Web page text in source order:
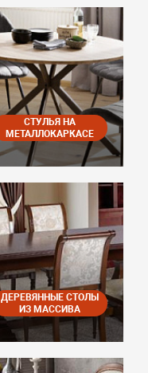
СТУЛЬЯ НА
МЕТАЛЛОКАРКАСЕ
ДЕРЕВЯННЫЕ СТОЛЫ
ИЗ МАССИВА